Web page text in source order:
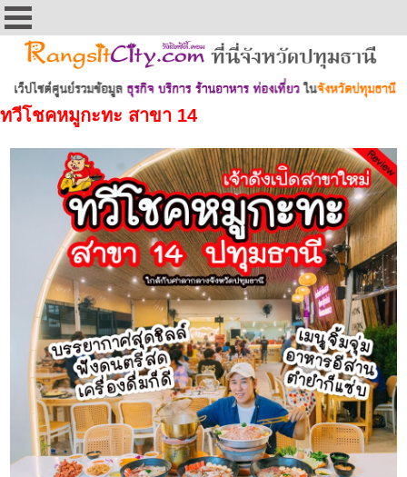
ทวีโชคหมูกะทะ สาขา 14